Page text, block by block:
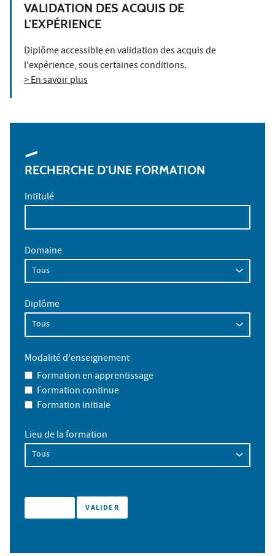
VALIDATION DES ACQUIS DE
L'EXPÉRIENCE
Diplôme accessible en validation des acquis de
l'expérience, sous certaines conditions.
> En savoir plus
RECHERCHE D'UNE FORMATION
Intitulé
Domaine
Diplôme
Modalité d'enseignement
Formation en apprentissage
Formation continue
Formation initiale
Lieu de la formation